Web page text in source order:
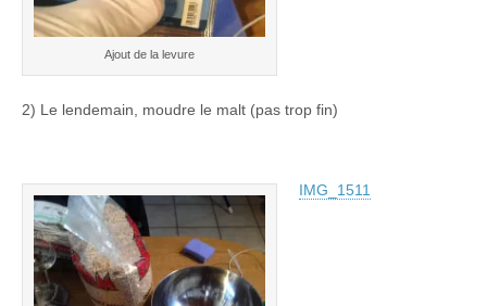
Ajout de la levure
2) Le lendemain, moudre le malt (pas trop fin)
IMG_1511